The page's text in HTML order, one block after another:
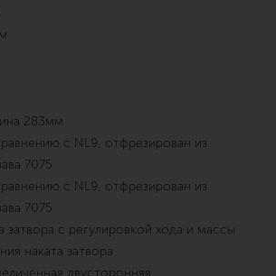
283мм
с NL9, отфрезирован из
7075
с NL9, отфрезирован из
7075
затвора с регулировкой хода и массы
наката затвора
двусторонняя